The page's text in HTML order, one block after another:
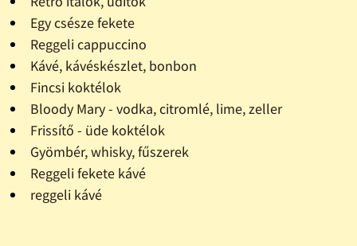
Egy csésze fekete
Reggeli cappuccino
Kávé, kávéskészlet, bonbon
Fincsi koktélok
Bloody Mary - vodka, citromlé, lime, zeller
Frissítő - üde koktélok
Gyömbér, whisky, fűszerek
Reggeli fekete kávé
reggeli kávé